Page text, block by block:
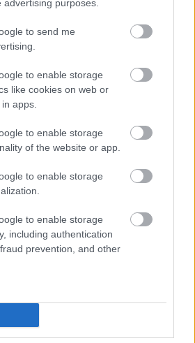
purposes.
to send me
to enable storage
like cookies on web or
apps.
to enable storage
of the website or app.
to enable storage
to enable storage
including authentication
prevention, and other
Szólj hozzá!
a rendkívüli kánikula a